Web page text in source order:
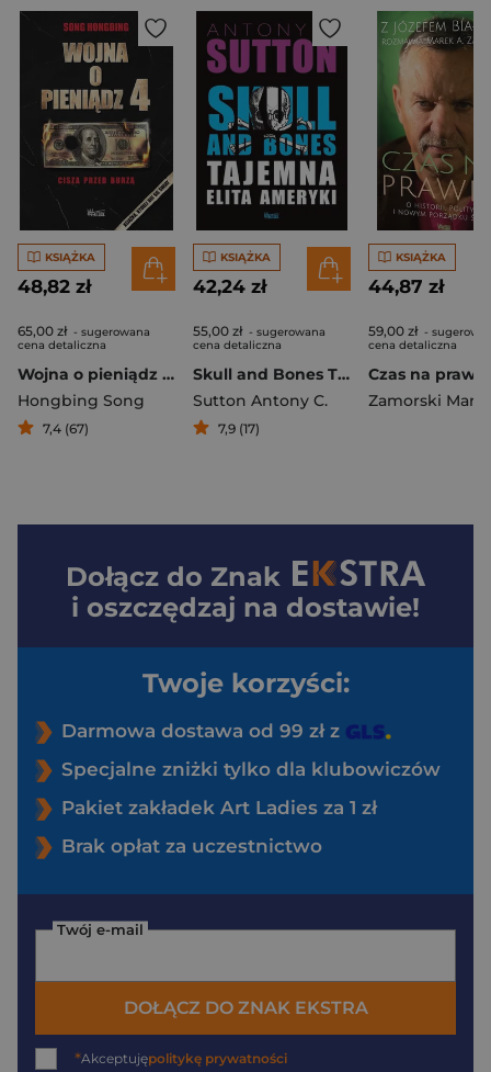
KSIĄŻKA
48,82 zł
65,00 zł - sugerowana
cena detaliczna
Wojna o pieniądz 4 Cisza przed burzą
Hongbing Song
7,4 (67)
KSIĄŻKA
42,24 zł
55,00 zł - sugerowana
cena detaliczna
Skull and Bones Tajemna elita Ameryki
Sutton Antony C.
7,9 (17)
KSIĄŻKA
44,87 zł
59,00 zł -
cena detaliczna
Zamorski
Dołącz do Znak
i oszczędzaj na dostawie!
Twoje korzyści:
Darmowa dostawa od 99 zł z
Specjalne zniżki tylko dla klubowiczów
Pakiet zakładek Art Ladies za 1 zł
Brak opłat za uczestnictwo
Twój e-mail
DOŁĄCZ DO ZNAK EKSTRA
*Akceptujępolitykę prywatności